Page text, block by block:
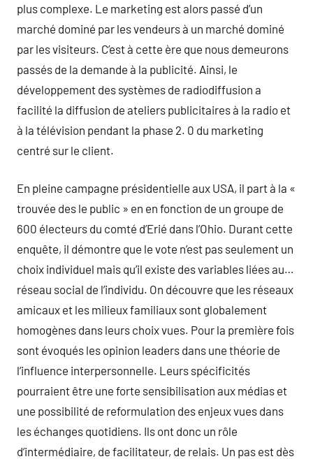
plus complexe. Le marketing est alors passé d’un
marché dominé par les vendeurs à un marché dominé
par les visiteurs. C’est à cette ère que nous demeurons
passés de la demande à la publicité. Ainsi, le
développement des systèmes de radiodiffusion a
facilité la diffusion de ateliers publicitaires à la radio et
à la télévision pendant la phase 2. 0 du marketing
centré sur le client.
En pleine campagne présidentielle aux USA, il part à la «
trouvée des le public » en en fonction de un groupe de
600 électeurs du comté d’Erié dans l’Ohio. Durant cette
enquête, il démontre que le vote n’est pas seulement un
choix individuel mais qu’il existe des variables liées au…
réseau social de l’individu. On découvre que les réseaux
amicaux et les milieux familiaux sont globalement
homogènes dans leurs choix vues. Pour la première fois
sont évoqués les opinion leaders dans une théorie de
l’influence interpersonnelle. Leurs spécificités
pourraient être une forte sensibilisation aux médias et
une possibilité de reformulation des enjeux vues dans
les échanges quotidiens. Ils ont donc un rôle
d’intermédiaire, de facilitateur, de relais. Un pas est dès